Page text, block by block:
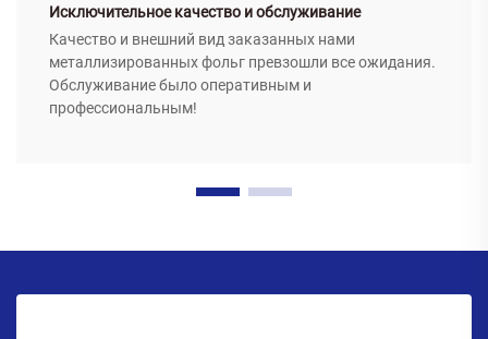
Исключительное качество и обслуживание
Качество и внешний вид заказанных нами
металлизированных фольг превзошли все ожидания.
Обслуживание было оперативным и
профессиональным!